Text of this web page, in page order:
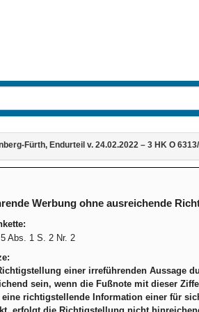
Fürth, Endurteil v. 24.02.2022 – 3 HK O
Werbung ohne ausreichende
Abs. 1 S. 2 Nr. 2
einer irreführenden Aussage
sein, wenn die Fußnote mit dieser
eine richtigstellende Information einer für